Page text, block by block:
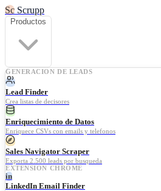
Sc Scrupp
Productos
GENERACION DE LEADS
Lead Finder
Crea listas de decisores
Enriquecimiento de Datos
Enriquece CSVs con emails y telefonos
Sales Navigator Scraper
Exporta 2.500 leads por busqueda
EXTENSION CHROME
in
LinkedIn Email Finder